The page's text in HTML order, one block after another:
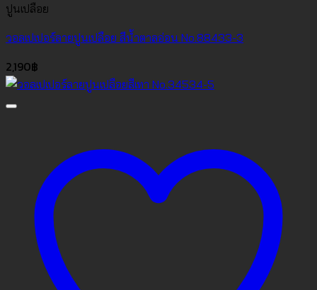
ปูนเปลือย
วอลเปเปอร์ลายปูนเปลือย สีน้ำตาลอ่อน No.88433-3
2,190฿